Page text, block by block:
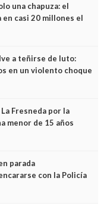
una chapuza: el
casi 20 millones el
a teñirse de luto:
en un violento choque
Fresneda por la
menor de 15 años
parada
con la Policía